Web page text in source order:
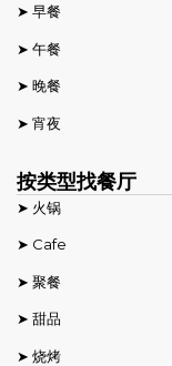
➤ 早餐
➤ 午餐
➤ 晚餐
➤ 宵夜
按类型找餐厅
➤ 火锅
➤ Cafe
➤ 聚餐
➤ 甜品
➤ 烧烤